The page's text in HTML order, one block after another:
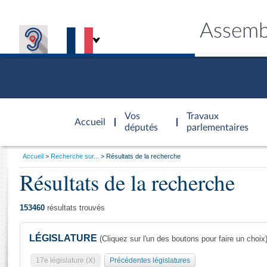
Accueil
d'accueil
Vos
députés
Travaux
parlementaires
Général
Vous
Accueil Recherche sur... Résultats de la recherche
Résultats de la recherche
153460 résultats trouvés
LÉGISLATURE (Cliquez sur l'un des boutons pour faire un choix)
17e législature (X) Précédentes législatures